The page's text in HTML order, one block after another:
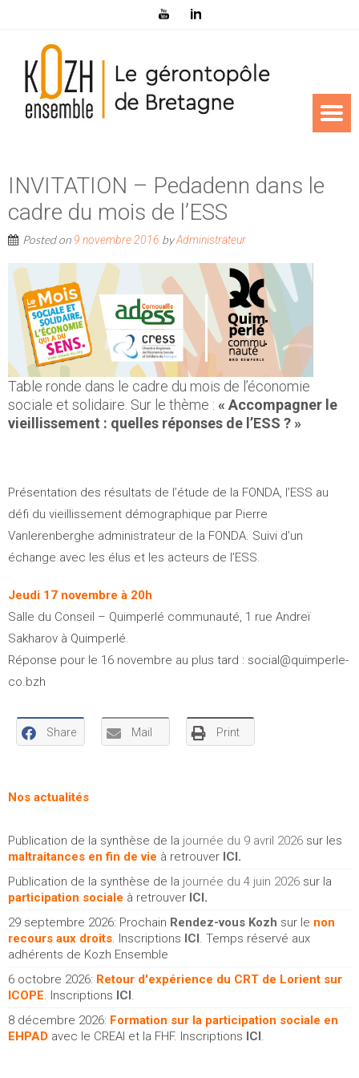
INVITATION – Pedadenn dans le
cadre du mois de l’ESS
Posted on 9 novembre 2016 byAdministrateur
Table ronde dans le cadre du mois de l’économie
sociale et solidaire. Sur le thème : « Accompagner le
vieillissement : quelles réponses de l’ESS ? »
Présentation des résultats de l’étude de la FONDA, l’ESS au
défi du vieillissement démographique par Pierre
Vanlerenberghe administrateur de la FONDA. Suivi d’un
échange avec les élus et les acteurs de l’ESS.
Jeudi 17 novembre à 20h
Salle du Conseil – Quimperlé communauté, 1 rue Andreï
Sakharov à Quimperlé.
Réponse pour le 16 novembre au plus tard : social@quimperle-
co.bzh
Share Mail Print
Nos actualités
Publication de la synthèse de la journée du 9 avril 2026 sur les
maltraitances en fin de vie à retrouver ICI .
Publication de la synthèse de la journée du 4 juin 2026 sur la
participation sociale à retrouver ICI .
29 septembre 2026: Prochain Rendez-vous Kozh sur le non
recours aux droits. Inscriptions ICI . Temps réservé aux
adhérents de Kozh Ensemble
6 octobre 2026: Retour d'expérience du CRT de Lorient sur
ICOPE. Inscriptions ICI .
8 décembre 2026: Formation sur la participation sociale en
EHPAD avec le CREAI et la FHF. Inscriptions ICI .